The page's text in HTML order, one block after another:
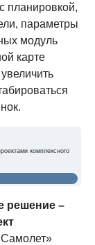
планировкой,
параметры
модуль
карте
комплексного
решение –